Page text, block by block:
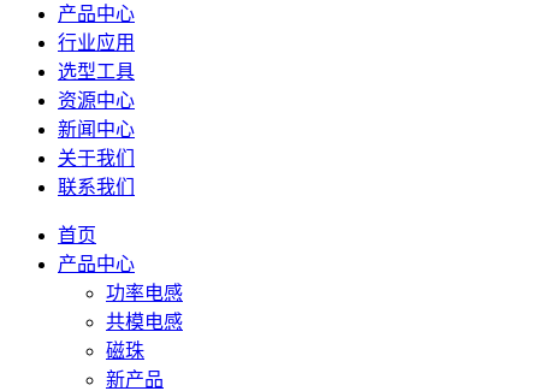
产品中心
行业应用
选型工具
资源中心
新闻中心
关于我们
联系我们
首页
产品中心
功率电感
共模电感
磁珠
新产品